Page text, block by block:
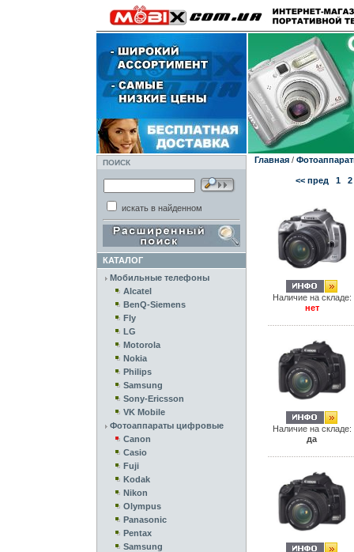
ПОИСК
искать в найденном
КАТАЛОГ
Мобильные телефоны
Alcatel
BenQ-Siemens
Fly
LG
Motorola
Nokia
Philips
Samsung
Sony-Ericsson
VK Mobile
Фотоаппараты цифровые
Canon
Casio
Fuji
Kodak
Nikon
Olympus
Panasonic
Pentax
Samsung
Главная/
<< пред 1 2
Наличие на складе:
нет
Наличие на складе:
да